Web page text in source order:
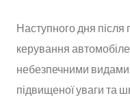
Наступного дня після
керування
небезпечними видами
підвищеної уваги та